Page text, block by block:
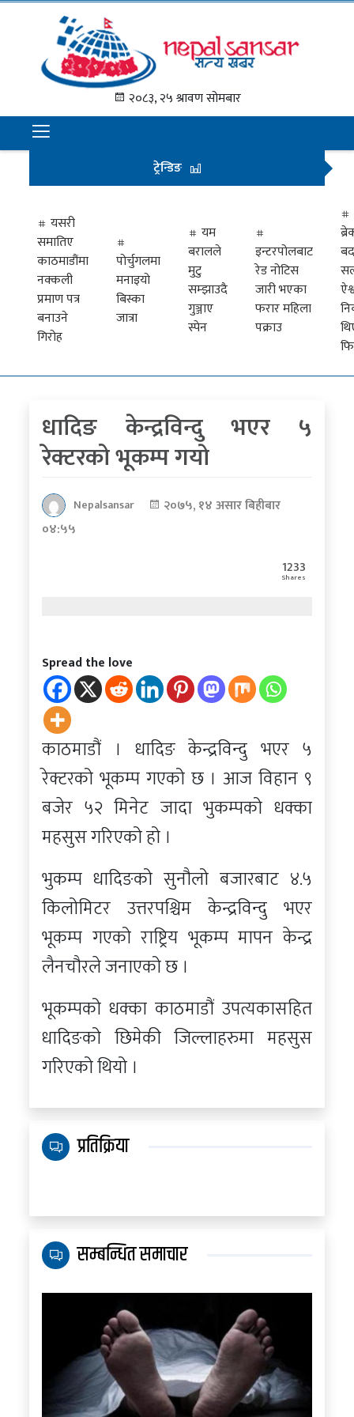
२०८३, २५ श्रावण सोमबार
समाचार
राजनीति
अन्तराष्ट्रिय
अर्थ
मनोरञ्जन
प्रवास
खेलकुद
पत्रपत्रिकाबाट
ट्रेन्डिङ
यसरी
समातिए
काठमाडौंमा
नक्कली
प्रमाण पत्र
बनाउने
गिरोह
पोर्चुगलमा
मनाइयो
बिस्का
जात्रा
यम
बरालले
मुटु
सम्झाउदै
गुञ्जाए
स्पेन
इन्टरपोलबाट
रेड नोटिस
जारी भएका
फरार महिला
पक्राउ
धादिङ केन्द्रविन्दु भएर ५
रेक्टरको भूकम्प गयाे
Nepalsansar
२०७५, १४ असार बिहीबार
०४:५५
1233
Shares
Spread the love
काठमाडौं । धादिङ केन्द्रविन्दु भएर ५
रेक्टरको भूकम्प गएको छ । आज विहान ९
बजेर ५२ मिनेट जादा भुकम्पको धक्का
महसुस गरिएको हो ।
भुकम्प धादिङको सुनौलो बजारबाट ४.५
किलोमिटर उत्तरपश्चिम केन्द्रविन्दु भएर
भूकम्प गएको राष्ट्रिय भूकम्प मापन केन्द्र
लैनचौरले जनाएको छ ।
भूकम्पको धक्का काठमाडौं उपत्यकासहित
धादिङको छिमेकी जिल्लाहरुमा महसुस
गरिएको थियो ।
प्रतिक्रिया
सम्बन्धित समाचार